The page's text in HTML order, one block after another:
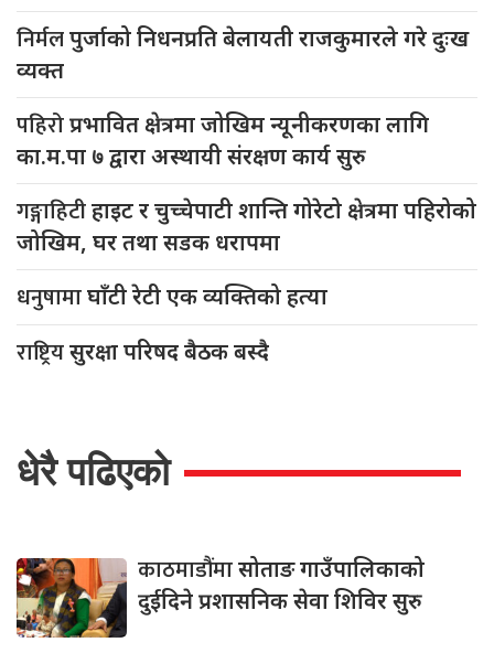
निर्मलपुर्जाको निधनप्रति बेलायती राजकुमारले गरे दुःख
व्यक्त
पहिरोप्रभावित क्षेत्रमा जोखिम न्यूनीकरणका लागि
का.म.पा ७ द्वारा अस्थायी संरक्षण कार्य सुरु
गङ्गाहिटीहाइट र चुच्चेपाटी शान्ति गोरेटो क्षेत्रमा पहिरोको
जोखिम, घर तथा सडक धरापमा
धनुषामाघाँटी रेटी एक व्यक्तिको हत्या
राष्ट्रियसुरक्षा परिषद बैठक बस्दै
धेरै पढिएको
काठमाडौंमासोताङ गाउँपालिकाको
दुईदिने प्रशासनिक सेवा शिविर सुरु